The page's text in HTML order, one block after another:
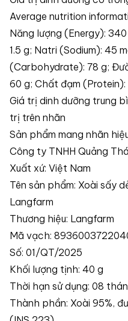
Average nutrition
Năng lượng (Energy):
1.5 g; Natri (Sodium): 45
(Carbohydrate): 78 g;
60 g; Chất đạm (Protein):
Giá trị dinh dưỡng trung
trị trên nhãn
Sản phẩm mang nhãn
Công ty TNHH Quảng
Xuất xứ: Việt Nam
Tên sản phẩm: Xoài sấy
Langfarm
Thương hiệu: Langfarm
Mã vạch:
Số: 01/QT/2025
Khối lượng tịnh: 40 g
Thời hạn sử dụng: 08
Thành phần: Xoài 95%,